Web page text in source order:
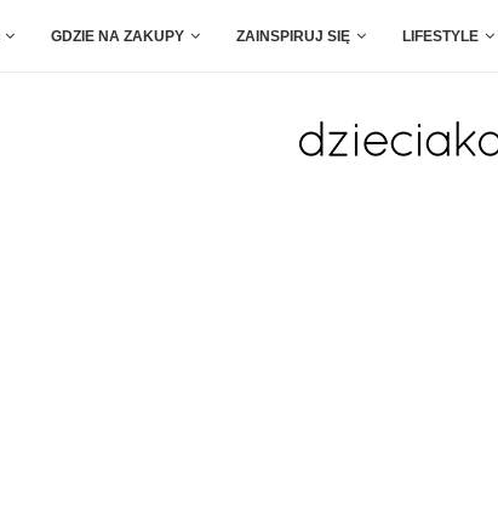
GDZIE NA ZAKUPY ZAINSPIRUJ SIĘ LIFESTYLE